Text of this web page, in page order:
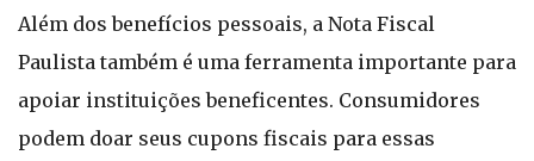
Além dos benefícios pessoais, a Nota Fiscal
Paulista também é uma ferramenta importante para
apoiar instituições beneficentes. Consumidores
podem doar seus cupons fiscais para essas